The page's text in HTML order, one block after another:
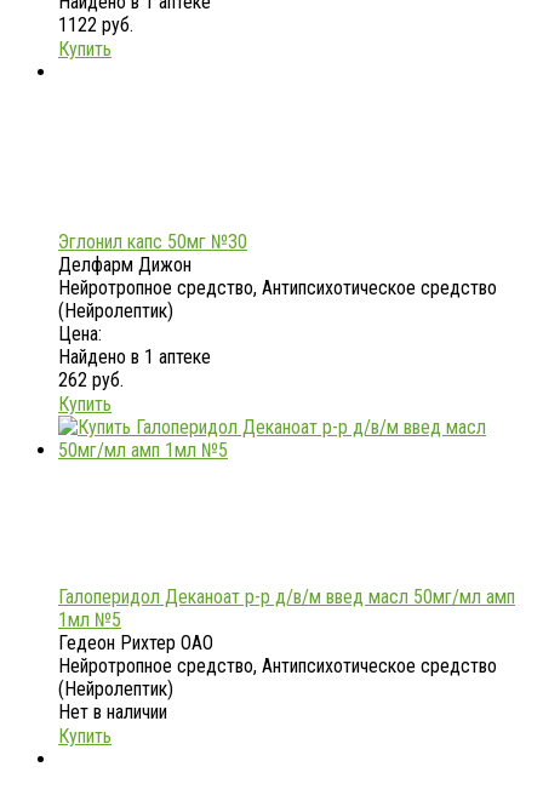
1122 руб.
Купить
Эглонил капс 50мг №30
Делфарм Дижон
Нейротропное средство, Антипсихотическое средство
(Нейролептик)
Цена:
Найдено в 1 аптеке
262 руб.
Купить
Галоперидол Деканоат р-р д/в/м введ масл 50мг/мл амп
1мл №5
Гедеон Рихтер ОАО
Нейротропное средство, Антипсихотическое средство
(Нейролептик)
Нет в наличии
Купить